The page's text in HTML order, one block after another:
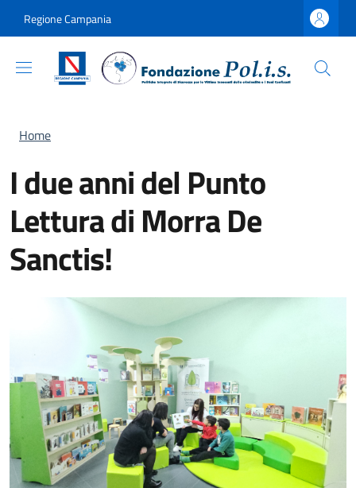
Regione Campania
Briciole di pane
Home
I due anni del Punto
Lettura di Morra De
Sanctis!